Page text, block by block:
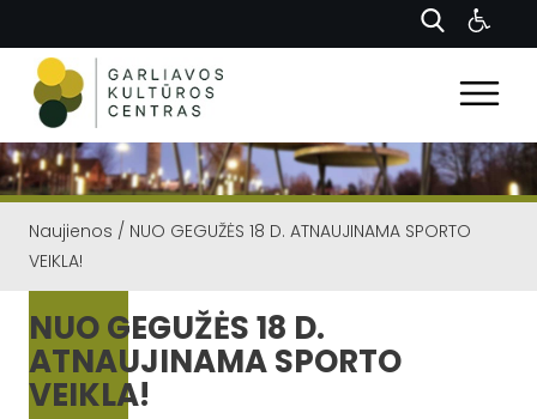
Naujienos / NUO GEGUŽĖS 18 D. ATNAUJINAMA SPORTO
VEIKLA!
NUO GEGUŽĖS 18 D.
ATNAUJINAMA SPORTO
VEIKLA!